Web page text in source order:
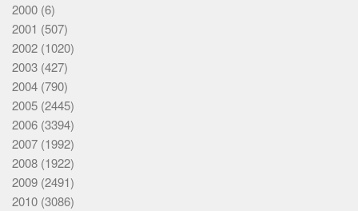
2000 (6)
2001 (507)
2002 (1020)
2003 (427)
2004 (790)
2005 (2445)
2006 (3394)
2007 (1992)
2008 (1922)
2009 (2491)
2010 (3086)